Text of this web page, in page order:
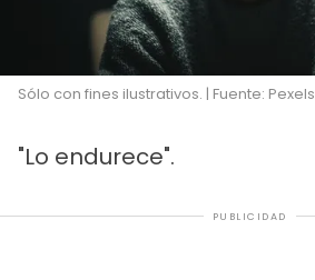
Sólo con fines ilustrativos. | Fuente: Pexels
"Lo endurece".
PUBLICIDAD